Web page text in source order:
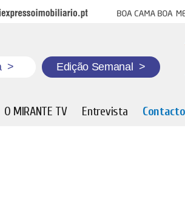
Expresso Imobiliário Boa cama boa
> Edição Semanal >
O MIRANTE TV Entrevista